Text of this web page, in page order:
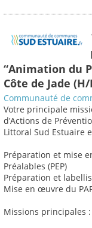
“Animation du
Côte de Jade (H/
Communauté de
Votre principale
d’Actions de
Littoral Sud Estuaire
Préparation et mise
Préalables (PEP)
Préparation et
Mise en œuvre du
Missions principales :